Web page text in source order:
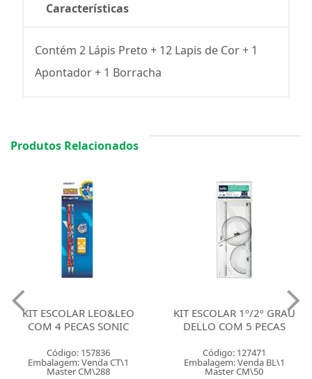
Características
Contém 2 Lápis Preto + 12 Lapis de Cor + 1
Apontador + 1 Borracha
Produtos Relacionados
KIT ESCOLAR LEO&LEO
COM 4 PECAS SONIC
Código: 157836
Embalagem: Venda CT\1
Master CM\288
KIT ESCOLAR 1º/2º GRAU
DELLO COM 5 PECAS
Código: 127471
Embalagem: Venda BL\1
Master CM\50